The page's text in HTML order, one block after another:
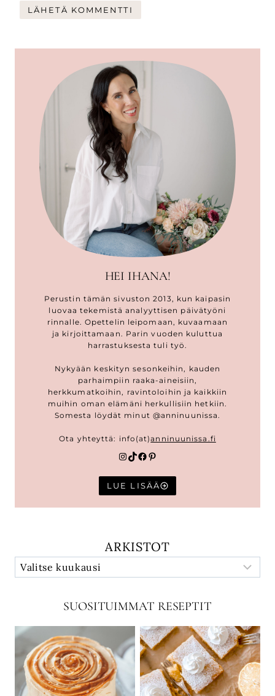
HEI IHANA!
Perustin tämän sivuston 2013, kun kaipasin
luovaa tekemistä analyyttisen päivätyöni
rinnalle. Opettelin leipomaan, kuvaamaan
ja kirjoittamaan. Parin vuoden kuluttua
harrastuksesta tuli työ.
Nykyään keskityn sesonkeihin, kauden
parhaimpiin raaka-aineisiin,
herkkumatkoihin, ravintoloihin ja kaikkiin
muihin oman elämäni herkullisiin hetkiin.
Somesta löydät minut @anninuunissa.
Ota yhteyttä: info(at)anninuunissa.fi
Instagram
TikTok
Facebook
Pinterest
LUE LISÄÄ
ARKISTOT
SUOSITUIMMAT RESEPTIT